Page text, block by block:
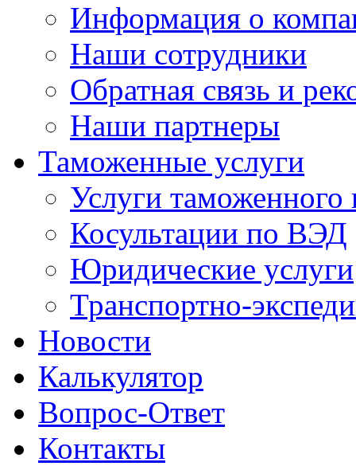
Информация о
Наши сотрудники
Обратная связь и
Наши партнеры
Таможенные услуги
Услуги таможенного
Косультации по ВЭД
Юридические услуги
Транспортно-
Новости
Калькулятор
Вопрос-Ответ
Контакты